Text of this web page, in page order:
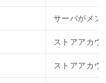
サーバがメン
ストアアカウ
ストアアカウ